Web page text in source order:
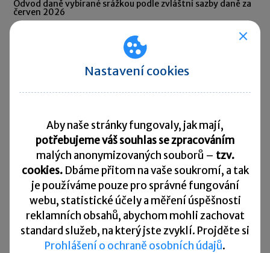
Odvod daně vybírané srážkou podle zvláštní sazby daně za
červen 2026
Splatnost daně za červen 2026
Přehled všech termínů ►
Kurzovní lístek
Načítám
hodnoty
Načítám
hodnoty
Více ▼
Užitečné informace
Nastavení cookies
Aby naše stránky fungovaly, jak mají,
potřebujeme váš souhlas se zpracováním
malých anonymizovaných souborů – tzv.
cookies. Dbáme přitom na vaše soukromí, a tak
je používáme pouze pro správné fungování
webu, statistické účely a měření úspěšnosti
reklamních obsahů, abychom mohli zachovat
standard služeb, na který jste zvyklí. Projděte si
Prohlášení o ochraně osobních údajů.